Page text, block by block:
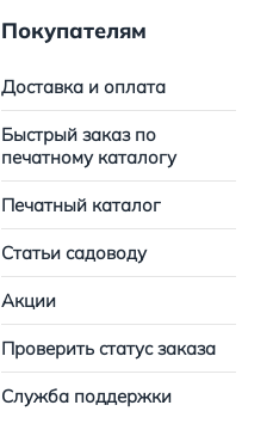
Покупателям
Доставка и оплата
Быстрый заказ по
печатному каталогу
Печатный каталог
Статьи садоводу
Акции
Проверить статус заказа
Служба поддержки